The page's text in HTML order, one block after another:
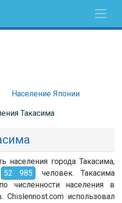
Население Японии
Такасима
населения города Такасима,
52 985 человек. Такасима
численности населения в
использовал